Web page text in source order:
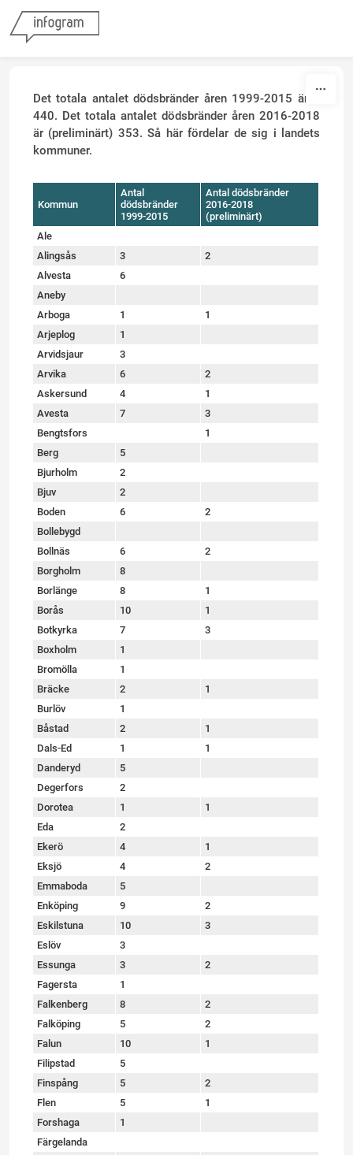
Det totala antalet dödsbränder åren 1999-2015 är 1
440. Det totala antalet dödsbränder åren 2016-2018
är (preliminärt) 353. Så här fördelar de sig i landets
kommuner.
Kommun
Antal
dödsbränder
1999-2015
Antal dödsbränder
2016-2018
(preliminärt)
Ale
Alingsås
3
2
Alvesta
6
Aneby
Arboga
1
1
Arjeplog
1
Arvidsjaur
3
Arvika
6
2
Askersund
4
1
Avesta
7
3
Bengtsfors
1
Berg
5
Bjurholm
2
Bjuv
2
Boden
6
2
Bollebygd
Bollnäs
6
2
Borgholm
8
Borlänge
8
1
Borås
10
1
Botkyrka
7
3
Boxholm
1
Bromölla
1
Bräcke
2
1
Burlöv
1
Båstad
2
1
Dals-Ed
1
1
Danderyd
5
Degerfors
2
Dorotea
1
1
Eda
2
Ekerö
4
1
Eksjö
4
2
Emmaboda
5
Enköping
9
2
Eskilstuna
10
3
Eslöv
3
Essunga
3
2
Fagersta
1
Falkenberg
8
2
Falköping
5
2
Falun
10
1
Filipstad
5
Finspång
5
2
Flen
5
1
Forshaga
1
Färgelanda